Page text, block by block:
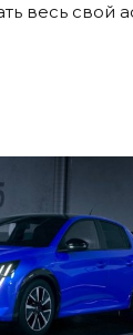
весь свой